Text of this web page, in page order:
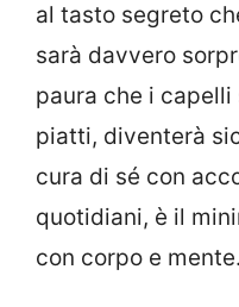
al tasto segreto
sarà davvero
paura che i capelli
piatti, diventerà
cura di sé con
quotidiani, è il
con corpo e mente.